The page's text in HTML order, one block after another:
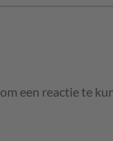
een reactie te